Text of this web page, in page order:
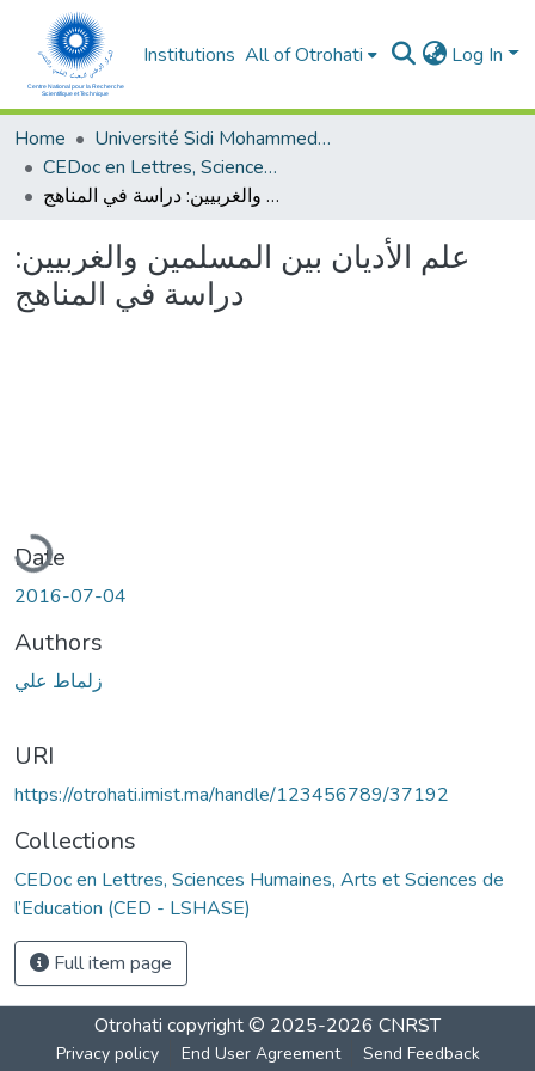
Institutions All of Otrohati Log In
Home
Université Sidi Mohammed Ben Abdellah - Fès
CEDoc en Lettres, Sciences Humaines, Arts et Sciences de l’Education (CED - LSHASE)
علم الأديان بين المسلمين والغربيين: دراسة في المناهج
علم الأديان بين المسلمين والغربيين:
دراسة في المناهج
Date
2016-07-04
Authors
زلماط علي
URI
https://otrohati.imist.ma/handle/123456789/37192
Collections
CEDoc en Lettres, Sciences Humaines, Arts et Sciences de
l’Education (CED - LSHASE)
Full item page
Otrohati copyright © 2025-2026 CNRST
Privacy policy End User Agreement Send Feedback